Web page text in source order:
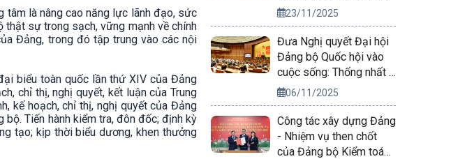
tâm là nâng cao năng lực lãnh đạo, sức
sự trong sạch, vững mạnh về chính
Đảng, trong đó tập trung vào các nội
biểu toàn quốc lần thứ XIV của Đảng
chỉ thị, nghị quyết, kết luận của Trung
kế hoạch, chỉ thị, nghị quyết của Đảng
Tiến hành kiểm tra, đôn đốc; định kỳ
tạo; kịp thời biểu dương, khen thưởng
hiệu quả công tác tổ
chức xây dựng Đảng
23/11/2025
Đưa Nghị quyết Đại hội
Đảng bộ Quốc hội vào
cuộc sống: Thống nhất ý
chí, đồng lòng hành
động
06/11/2025
Công tác xây dựng Đảng
- Nhiệm vụ then chốt
của Đảng bộ Kiểm toán